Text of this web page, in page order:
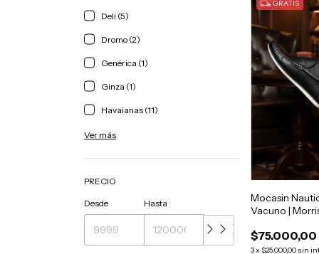
Deli (5)
Dromo (2)
Genérica (1)
Ginza (1)
Havaianas (11)
Ver más
PRECIO
Desde Hasta
GRATIS
Mocasin
Vacuno |
$75.000,00
3x $25.000,00 sin